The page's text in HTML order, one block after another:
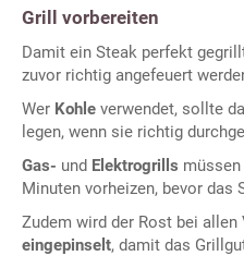
Grill vorbereiten
Damit ein Steak perfekt
zuvor richtig angefeuert
Wer Kohle verwendet, sollte
legen, wenn sie richtig
Gas- und Elektrogrills
Minuten vorheizen, bevor das
Zudem wird der Rost bei allen
eingepinselt, damit das